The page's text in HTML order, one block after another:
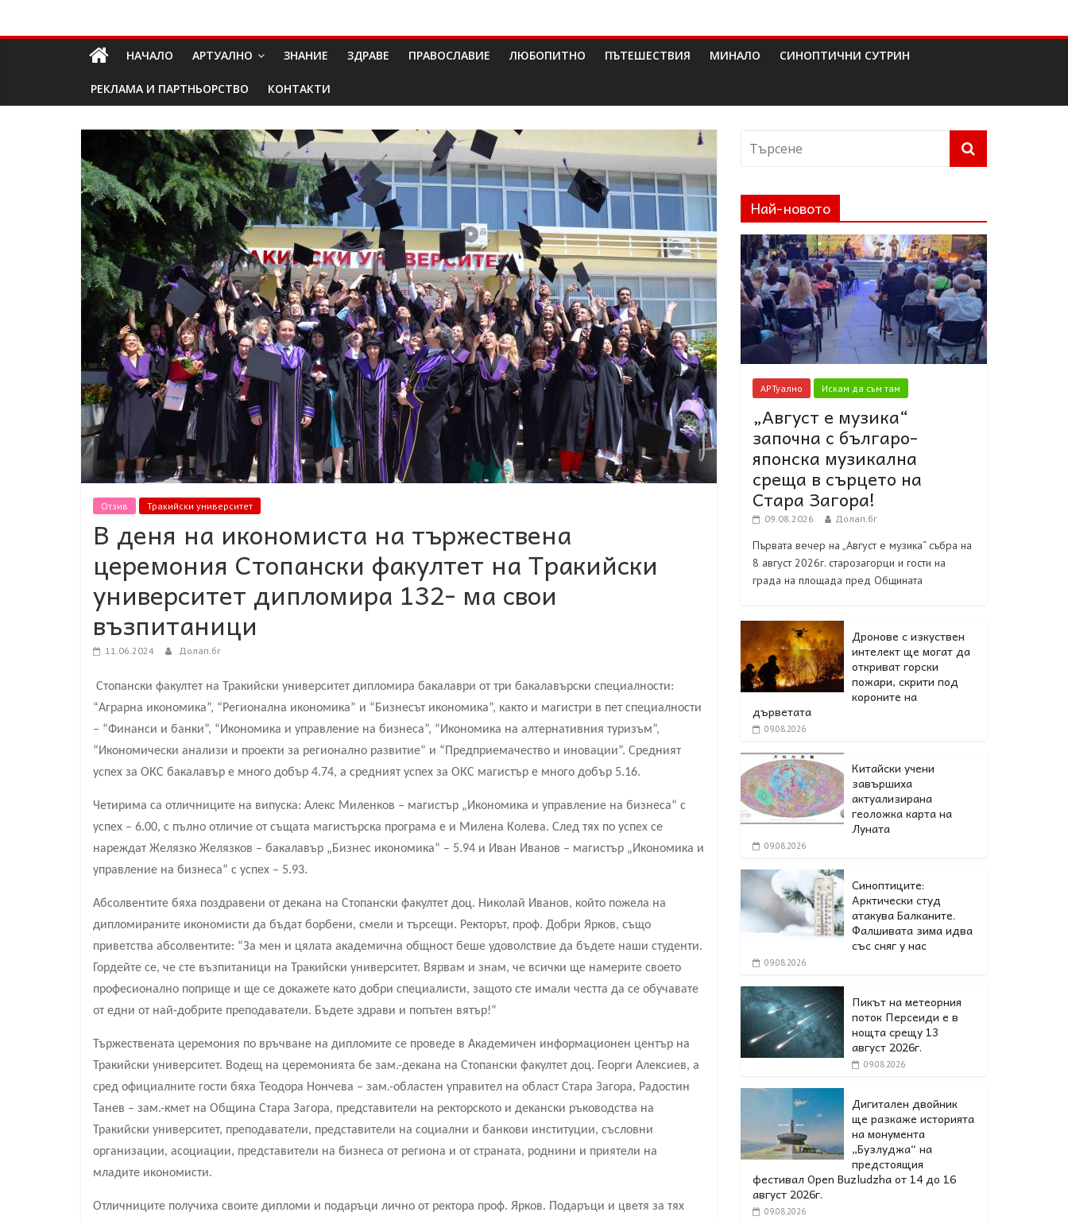
Долап
БГ
изкуство|
пътешествия|
мода|
събития|
кухня|
реклама|
минало|
НАЧАЛО АРТУАЛНО ЗНАНИЕ ЗДРАВЕ ПРАВОСЛАВИЕ ЛЮБОПИТНО ПЪТЕШЕСТВИЯ МИНАЛО СИНОПТИЧНИ СУТРИН
РЕКЛАМА И ПАРТНЬОРСТВО КОНТАКТИ
Отзив Тракийски университет
В деня на икономиста на тържествена
церемония Стопански факултет на Тракийски
университет дипломира 132- ма свои
възпитаници
11.06.2024 Долап.бг
Стопански факултет на Тракийски университет дипломира бакалаври от три бакалавърски специалности:
“Аграрна икономика”, “Регионална икономика” и “Бизнесът икономика”, както и магистри в пет специалности
– “Финанси и банки”, “Икономика и управление на бизнеса”, “Икономика на алтернативния туризъм”,
“Икономически анализи и проекти за регионално развитие” и “Предприемачество и иновации”. Средният
успех за ОКС бакалавър е много добър 4.74, а средният успех за ОКС магистър е много добър 5.16.
Четирима са отличниците на випуска: Алекс Миленков – магистър „Икономика и управление на бизнеса“ с
успех – 6.00, с пълно отличие от същата магистърска програма е и Милена Колева. След тях по успех се
нареждат Желязко Желязков – бакалавър „Бизнес икономика“ – 5.94 и Иван Иванов – магистър „Икономика и
управление на бизнеса“ с успех – 5.93.
Абсолвентите бяха поздравени от декана на Стопански факултет доц. Николай Иванов, който пожела на
дипломираните икономисти да бъдат борбени, смели и търсещи. Ректорът, проф. Добри Ярков, също
приветства абсолвентите: “За мен и цялата академична общност беше удоволствие да бъдете наши студенти.
Гордейте се, че сте възпитаници на Тракийски университет. Вярвам и знам, че всички ще намерите своето
професионално поприще и ще се докажете като добри специалисти, защото сте имали честта да се обучавате
от едни от най-добрите преподаватели. Бъдете здрави и попътен вятър!“
Тържествената церемония по връчване на дипломите се проведе в Академичен информационен център на
Тракийски университет. Водещ на церемонията бе зам.-декана на Стопански факултет доц. Георги Алексиев, а
сред официалните гости бяха Теодора Нончева – зам.-областен управител на област Стара Загора, Радостин
Танев – зам.-кмет на Община Стара Загора, представители на ректорското и декански ръководства на
Тракийски университет, преподаватели, представители на социални и банкови институции, съсловни
организации, асоциации, представители на бизнеса от региона и от страната, роднини и приятели на
младите икономисти.
Отличниците получиха своите дипломи и подаръци лично от ректора проф. Ярков. Подаръци и цветя за тях
Най-новото
АРТуално Искам да съм там
„Август е музика“
започна с българо-
японска музикална
среща в сърцето на
Стара Загора!
09.08.2026 Долап.бг
Първата вечер на „Август е музика“ събра на
8 август 2026г. старозагорци и гости на
града на площада пред Общината
Дронове с изкуствен
интелект ще могат да
откриват горски
пожари, скрити под
короните на
дърветата
09.08.2026
Китайски учени
завършиха
актуализирана
геоложка карта на
Луната
09.08.2026
Синоптиците:
Арктически студ
атакува Балканите.
Фалшивата зима идва
със сняг у нас
09.08.2026
Пикът на метеорния
поток Персеиди е в
нощта срещу 13
август 2026г.
09.08.2026
Дигитален двойник
ще разкаже историята
на монумента
„Бузлуджа“ на
предстоящия
фестивал Open Buzludzha от 14 до 16
август 2026г.
09.08.2026